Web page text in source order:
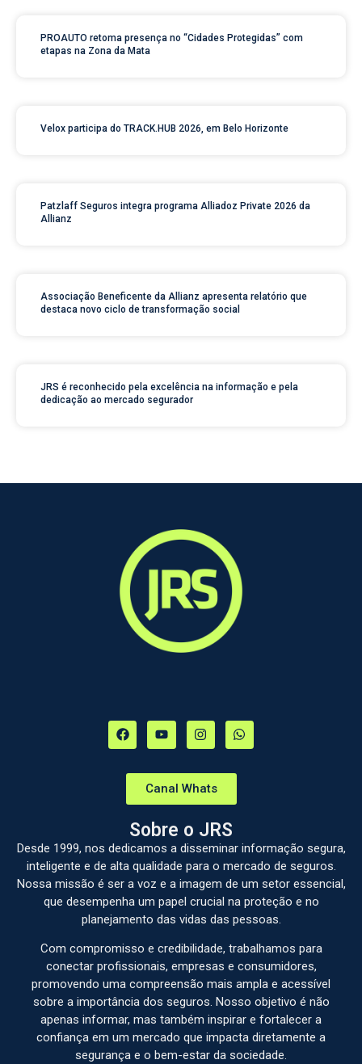
PROAUTO retoma presença no “Cidades Protegidas” com
etapas na Zona da Mata
Velox participa do TRACK.HUB 2026, em Belo Horizonte
Patzlaff Seguros integra programa Alliadoz Private 2026 da
Allianz
Associação Beneficente da Allianz apresenta relatório que
destaca novo ciclo de transformação social
JRS é reconhecido pela excelência na informação e pela
dedicação ao mercado segurador
Canal Whats
Sobre o JRS
Desde 1999, nos dedicamos a disseminar informação segura,
inteligente e de alta qualidade para o mercado de seguros.
Nossa missão é ser a voz e a imagem de um setor essencial,
que desempenha um papel crucial na proteção e no
planejamento das vidas das pessoas.
Com compromisso e credibilidade, trabalhamos para
conectar profissionais, empresas e consumidores,
promovendo uma compreensão mais ampla e acessível
sobre a importância dos seguros. Nosso objetivo é não
apenas informar, mas também inspirar e fortalecer a
confiança em um mercado que impacta diretamente a
segurança e o bem-estar da sociedade.